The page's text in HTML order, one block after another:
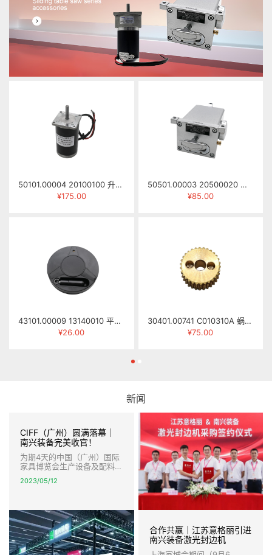
50101.00004 20100100 升降电机 57ZYN041 DC24V 3500RPM 0.3N.M
¥175.00
50501.00003 20500020 手拉注油泵 NKHL-8R（NB左向封边机用）
¥85.00
43101.00009 13140010 平面手轮 φ16×φ183
¥26.00
30401.00741 C010310A 蜗轮 MJ263-0310C
¥75.00
新闻
CIFF（广州）圆满落幕｜
南兴装备完美收官！
为期4天的中国（广州）国际
家具博览会生产设备及配料展
官。 本届展会，南兴装备以
光封边，柔性封边连线、高速
智能钻孔以及智能生产线等创
新技术和解决方案，引爆全
场，盛况空前，宾客盈门，签
约不断。
2023/05/12
合作共赢｜江苏意格丽引进
南兴装备激光封边机